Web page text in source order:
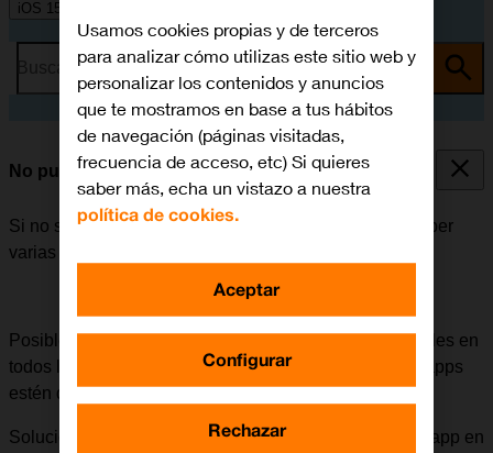
iOS 15.0
Busca por problema o tema
No puedo instalar una app
Si no se puede instalar una app en el móvil, puede haber
varias causas posibles al problema.
Posible causa 1 de 3:
Algunas apps no están disponibles en
todos los países. También puede ser que las mismas apps
estén disponibles en momentos diferentes.
Solución:
Buscar apps parecidas o esperar a que esa app en
Usamos cookies propias y de terceros
para analizar cómo utilizas este sitio web y
personalizar los contenidos y anuncios
que te mostramos en base a tus hábitos
de navegación (páginas visitadas,
frecuencia de acceso, etc) Si quieres
saber más, echa un vistazo a nuestra
política de cookies.
Configurar
Rechazar
Aceptar